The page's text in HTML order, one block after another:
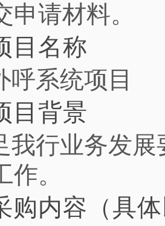
申请材料。
目名称
呼系统项目
目背景
我行业务发
作。
购内容（具